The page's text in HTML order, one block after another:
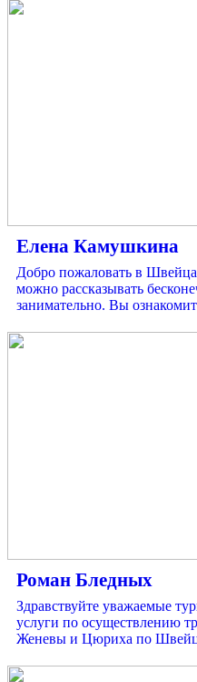
Елена Камушкина
Добро пожаловать в
можно рассказывать
занимательно. Вы
Роман Бледных
Здравствуйте уважаемые
услуги по осуществлению
Женевы и Цюриха по